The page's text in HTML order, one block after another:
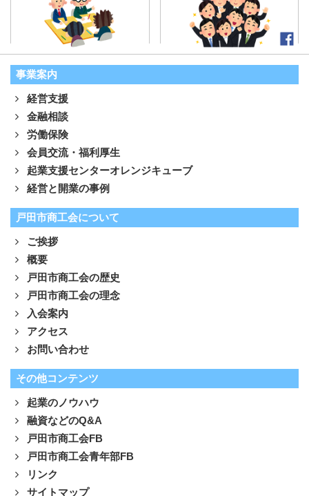
事業案内
経営支援
金融相談
労働保険
会員交流・福利厚生
起業支援センターオレンジキューブ
経営と開業の事例
戸田市商工会について
ご挨拶
概要
戸田市商工会の歴史
戸田市商工会の理念
入会案内
アクセス
お問い合わせ
その他コンテンツ
起業のノウハウ
融資などのQ&A
戸田市商工会FB
戸田市商工会青年部FB
リンク
サイトマップ